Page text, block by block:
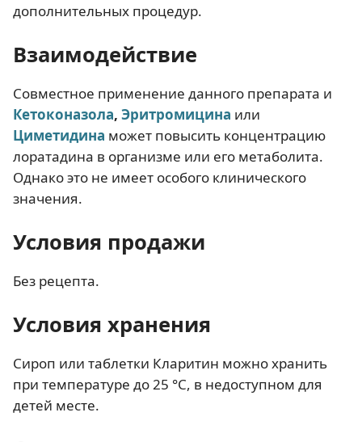
дополнительных процедур.
Взаимодействие
Совместное применение данного препарата и
Кетоконазола, Эритромицина или
Циметидина может повысить концентрацию
лоратадина в организме или его метаболита.
Однако это не имеет особого клинического
значения.
Условия продажи
Без рецепта.
Условия хранения
Сироп или таблетки Кларитин можно хранить
при температуре до 25 °С, в недоступном для
детей месте.